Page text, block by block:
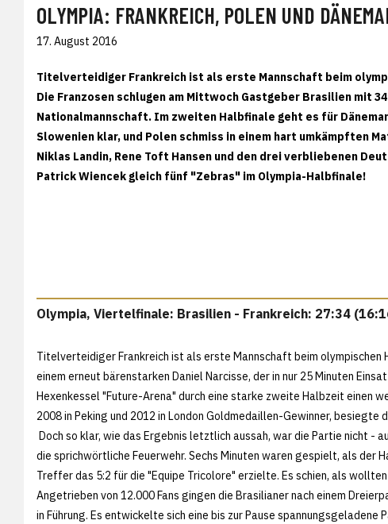
OLYMPIA: FRANKREICH, POLEN UND
17. August 2016
Titelverteidiger Frankreich ist als erste Mannschaft beim
Die Franzosen schlugen am Mittwoch Gastgeber Brasilien mit
Nationalmannschaft. Im zweiten Halbfinale geht es für
Slowenien klar, und Polen schmiss in einem hart umkämpften
Niklas Landin, Rene Toft Hansen und den drei verbliebenen
Patrick Wiencek gleich fünf "Zebras" im Olympia-Halbfinale!
Olympia, Viertelfinale: Brasilien - Frankreich: 27:34
Titelverteidiger Frankreich ist als erste Mannschaft beim
einem erneut bärenstarken Daniel Narcisse, der in nur 25 Minuten
Hexenkessel "Future-Arena" durch eine starke zweite Halbzeit einen
2008 in Peking und 2012 in London Goldmedaillen-Gewinner, besiegte
Doch so klar, wie das Ergebnis letztlich aussah, war die Partie nicht -
die sprichwörtliche Feuerwehr. Sechs Minuten waren gespielt, als der
Treffer das 5:2 für die "Equipe Tricolore" erzielte. Es schien, als
Angetrieben von 12.000 Fans gingen die Brasilianer nach einem
in Führung. Es entwickelte sich eine bis zur Pause spannungsgeladene